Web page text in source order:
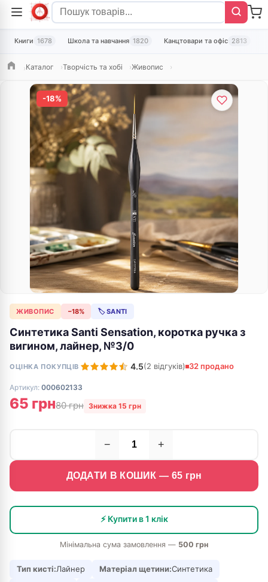
Книги 1678 Школа та навчання 1820 Канцтовари та офіс 2813
ГоловнаКаталог Творчість та хобі Живопис
-18%
ЖИВОПИС −18% 🏷 SANTI
Синтетика Santi Sensation, коротка ручка з
вигином, лайнер, №3/0
ОЦІНКА ПОКУПЦІВ 4.5(2 відгуків) 32 продано
Артикул: 000602133
65 грн80 грн Знижка 15 грн
− +
ДОДАТИ В КОШИК — 65 грн
⚡ Купити в 1 клік
Мінімальна сума замовлення — 500 грн
Тип кисті:Лайнер Матеріал щетини:Синтетика